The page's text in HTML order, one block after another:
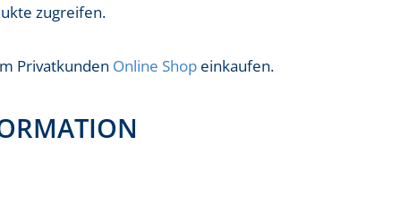
zugreifen.
Privatkunden Online Shop einkaufen.